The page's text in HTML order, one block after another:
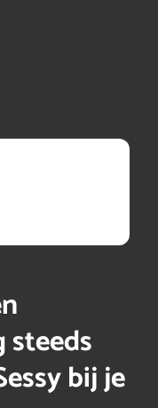
steeds
bij je